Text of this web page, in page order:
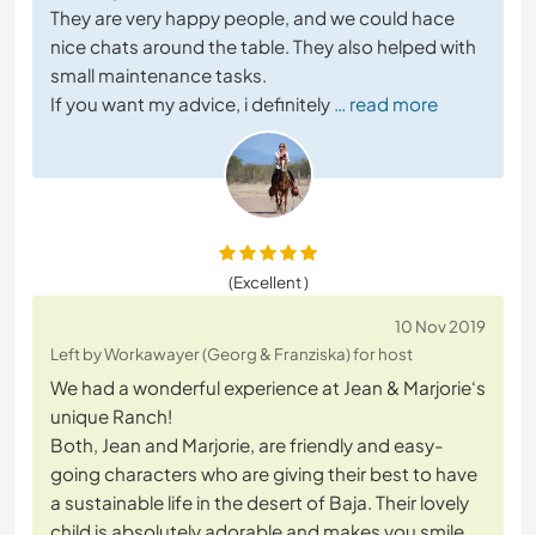
They are very happy people, and we could hace
nice chats around the table. They also helped with
small maintenance tasks.
If you want my advice, i definitely … read more
(Excellent )
10 Nov 2019
Left by Workawayer (Georg & Franziska) for host
We had a wonderful experience at Jean & Marjorie‘s
unique Ranch!
Both, Jean and Marjorie, are friendly and easy-
going characters who are giving their best to have
a sustainable life in the desert of Baja. Their lovely